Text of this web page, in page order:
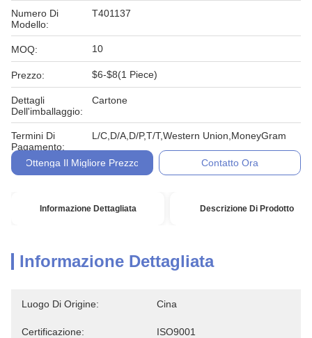
Numero Di
Modello:
T401137
MOQ: 10
Prezzo: $6-$8(1 Piece)
Dettagli
Dell'imballaggio:
Cartone
Termini Di
Pagamento:
L/C,D/A,D/P,T/T,Western Union,MoneyGram
Ottenga Il Migliore Prezzo Contatto Ora
Informazione Dettagliata Descrizione Di Prodotto
Informazione Dettagliata
Luogo Di Origine: Cina
Certificazione: ISO9001